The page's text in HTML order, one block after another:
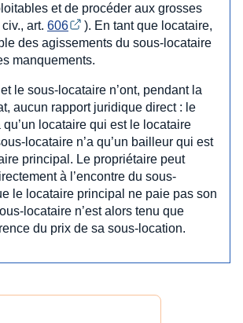
et de procéder aux grosses
art. 606
). En tant que locataire,
des agissements du sous-locataire
manquements.
le sous-locataire n’ont, pendant la
aucun rapport juridique direct : le
qu’un locataire qui est le locataire
locataire n’a qu’un bailleur qui est
principal. Le propriétaire peut
à l’encontre du sous-
le locataire principal ne paie pas son
locataire n’est alors tenu que
du prix de sa sous-location.